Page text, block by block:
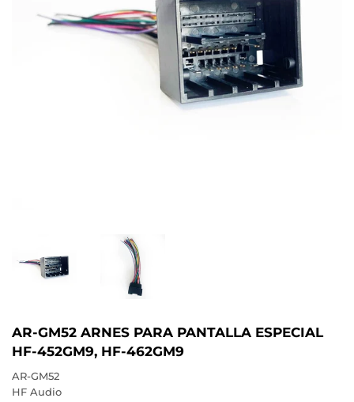
AR-GM52 ARNES PARA PANTALLA ESPECIAL
HF-452GM9, HF-462GM9
AR-GM52
HF Audio